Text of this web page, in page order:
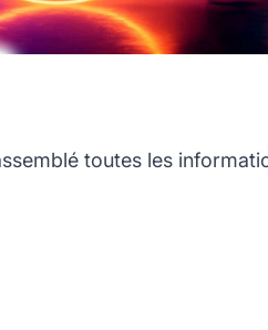
toutes les